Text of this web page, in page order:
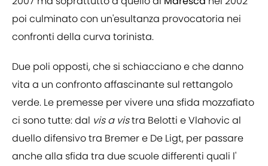
poi culminato con un'esultanza provocatoria nei
confronti della curva torinista.
Due poli opposti, che si schiacciano e che danno
vita a un confronto affascinante sul rettangolo
verde. Le premesse per vivere una sfida mozzafiato
ci sono tutte: dal vis a vistra Belotti e Vlahovic al
duello difensivo tra Bremer e De Ligt, per passare
anche alla sfida tra due scuole differenti quali l'